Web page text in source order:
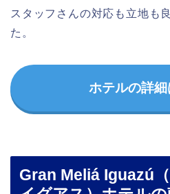
スタッフさんの対応も立地も
た。
ホテルの詳細
Gran Meliá Iguazú